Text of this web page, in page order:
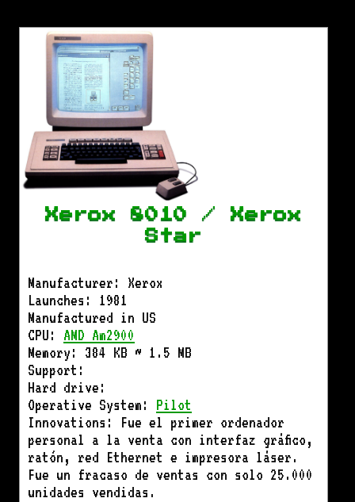
Xerox 8010 / Xerox
Star
Manufacturer: Xerox
Launches: 1981
Manufactured in US
CPU: AMD Am2900
Memory: 384 KB ~ 1.5 MB
Support:
Hard drive:
Operative System: Pilot
Innovations: Fue el primer ordenador
personal a la venta con interfaz gráfico,
ratón, red Ethernet e impresora láser.
Fue un fracaso de ventas con solo 25.000
unidades vendidas.